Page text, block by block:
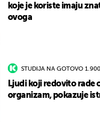
koje je koriste imaju
ovoga
STUDIJA NA GOTOVO
Ljudi koji redovito rade
organizam, pokazuje